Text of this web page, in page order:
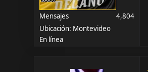
Mensajes
4,804
Ubicación: Montevideo
En línea